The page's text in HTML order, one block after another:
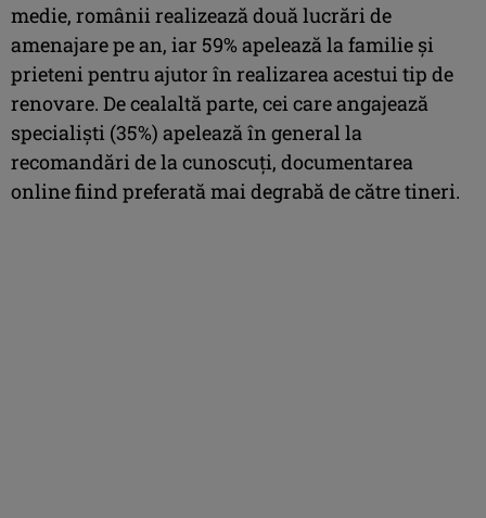
medie, românii realizează două lucrări de
amenajare pe an, iar 59% apelează la familie şi
prieteni pentru ajutor în realizarea acestui tip de
renovare. De cealaltă parte, cei care angajează
specialişti (35%) apelează în general la
recomandări de la cunoscuţi, documentarea
online fiind preferată mai degrabă de către tineri.